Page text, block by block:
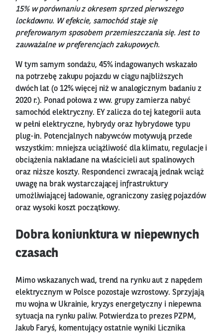
15% w porównaniu z okresem sprzed pierwszego
lockdownu. W efekcie, samochód staje się
preferowanym sposobem przemieszczania się. Jest to
zauważalne w preferencjach zakupowych.
W tym samym sondażu, 45% indagowanych wskazało
na potrzebę zakupu pojazdu w ciągu najbliższych
dwóch lat (o 12% więcej niż w analogicznym badaniu z
2020 r.). Ponad połowa z ww. grupy zamierza nabyć
samochód elektryczny. EY zalicza do tej kategorii auta
w pełni elektryczne, hybrydy oraz hybrydowe typu
plug-in. Potencjalnych nabywców motywują przede
wszystkim: mniejsza uciążliwość dla klimatu, regulacje i
obciążenia nakładane na właścicieli aut spalinowych
oraz niższe koszty. Respondenci zwracają jednak wciąż
uwagę na brak wystarczającej infrastruktury
umożliwiającej ładowanie, ograniczony zasięg pojazdów
oraz wysoki koszt początkowy.
Dobra koniunktura w niepewnych
czasach
Mimo wskazanych wad, trend na rynku aut z napędem
elektrycznym w Polsce pozostaje wzrostowy. Sprzyjają
mu wojna w Ukrainie, kryzys energetyczny i niepewna
sytuacja na rynku paliw. Potwierdza to prezes PZPM,
Jakub Faryś, komentujący ostatnie wyniki Licznika